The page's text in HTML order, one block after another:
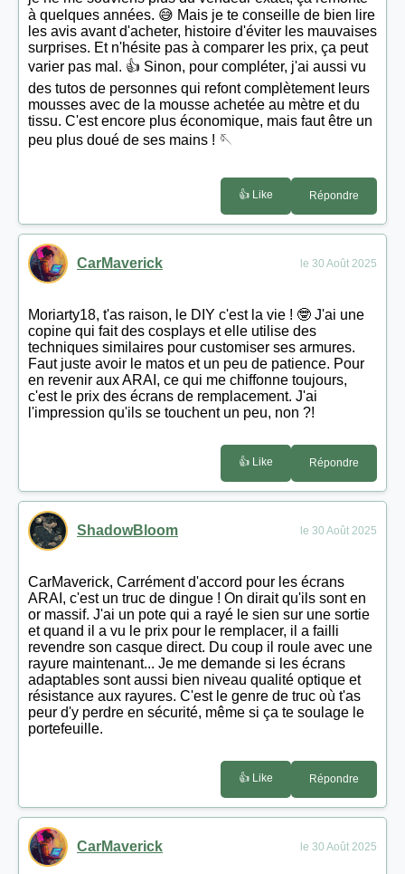
à quelques années. 😅 Mais je te conseille de bien lire
les avis avant d'acheter, histoire d'éviter les mauvaises
surprises. Et n'hésite pas à comparer les prix, ça peut
varier pas mal. 👍 Sinon, pour compléter, j'ai aussi vu
des tutos de personnes qui refont complètement leurs
mousses avec de la mousse achetée au mètre et du
tissu. C'est encore plus économique, mais faut être un
peu plus doué de ses mains ! 🪡
👍 Like Répondre
CarMaverick le 30 Août 2025
Moriarty18, t'as raison, le DIY c'est la vie ! 🤓 J'ai une
copine qui fait des cosplays et elle utilise des
techniques similaires pour customiser ses armures.
Faut juste avoir le matos et un peu de patience. Pour
en revenir aux ARAI, ce qui me chiffonne toujours,
c'est le prix des écrans de remplacement. J'ai
l'impression qu'ils se touchent un peu, non ?!
👍 Like Répondre
ShadowBloom le 30 Août 2025
CarMaverick, Carrément d'accord pour les écrans
ARAI, c'est un truc de dingue ! On dirait qu'ils sont en
or massif. J'ai un pote qui a rayé le sien sur une sortie
et quand il a vu le prix pour le remplacer, il a failli
revendre son casque direct. Du coup il roule avec une
rayure maintenant... Je me demande si les écrans
adaptables sont aussi bien niveau qualité optique et
résistance aux rayures. C'est le genre de truc où t'as
peur d'y perdre en sécurité, même si ça te soulage le
portefeuille.
👍 Like Répondre
CarMaverick le 30 Août 2025